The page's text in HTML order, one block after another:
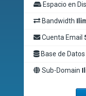
Espacio en
Bandwidth
Cuenta Email
Base de Datos
Sub-Domain